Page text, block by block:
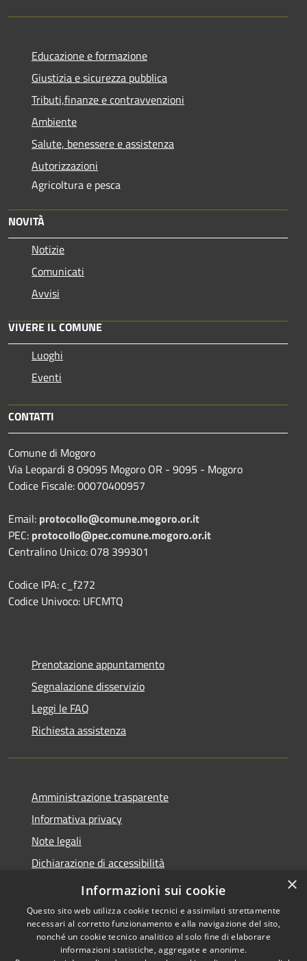
Educazione e formazione
Giustizia e sicurezza pubblica
Tributi,finanze e contravvenzioni
Ambiente
Salute, benessere e assistenza
Autorizzazioni
Agricoltura e pesca
NOVITÀ
Notizie
Comunicati
Avvisi
VIVERE IL COMUNE
Luoghi
Eventi
CONTATTI
Comune di Mogoro
Via Leopardi 8 09095 Mogoro OR - 9095 - Mogoro
Codice Fiscale: 00070400957
Email: protocollo@comune.mogoro.or.it
PEC: protocollo@pec.comune.mogoro.or.it
Centralino Unico: 078 399301
Codice IPA: c_f272
Codice Univoco: UFCMTQ
Prenotazione appuntamento
Segnalazione disservizio
Leggi le FAQ
Richiesta assistenza
Amministrazione trasparente
Informativa privacy
Note legali
Dichiarazione di accessibilità
Obiettivi di accessibilità
Copyright © 2026 • Comune di
×
Informazioni sui cookie
Questo sito web utilizza cookie tecnici e assimilati strettamente
necessari al corretto funzionamento e alla navigazione del sito,
nonché un cookie tecnico analitico al solo fine di elaborare
informazioni statistiche, aggregate e anonime.